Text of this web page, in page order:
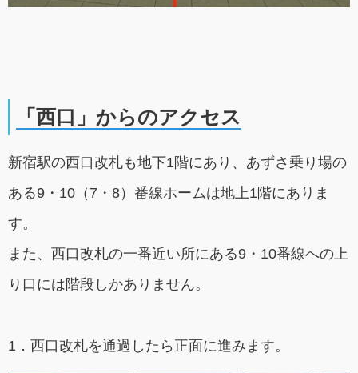
「西口」からのアクセス
新宿駅の西口改札も地下1階にあり、あずさ乗り場の
ある9・10（7・8）番線ホームは地上1階にありま
す。
また、西口改札の一番近い所にある9・10番線への上
り口には階段しかありません。
1．西口改札を通過したら正面に進みます。